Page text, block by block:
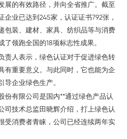
展的有效路径，并向全省推广。截至
企业已达到245家，认证证书792张，
包装、建材、家具、纺织品等与消费
领跑全国的18项标志性成果。
人表示，绿色认证对于促进绿色转
有重要意义。与此同时，它也能为企
导企业绿色生产。
有限公司是国内**通过绿色产品认
司技术总监田晓辉介绍，打上绿色认
受消费者青睐，公司已经连续两年实